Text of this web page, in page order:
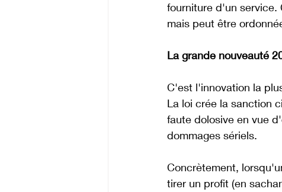
fourniture d'un service.
mais peut être
La grande nouveauté
C'est l'innovation la
La loi crée la sanction
faute dolosive en vue
dommages sériels.
Concrètement,
tirer un profit (en